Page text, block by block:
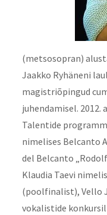
(metsosopran)
Jaakko Ryhäneni
magistriõpingud
juhendamisel. 2012.
Talentide
nimelises Belcanto
del Belcanto
Klaudia Taevi
(poolfinalist), Vello
vokalistide